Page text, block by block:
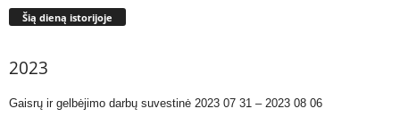
Šią dieną istorijoje
2023
Gaisrų ir gelbėjimo darbų suvestinė 2023 07 31 – 2023 08 06